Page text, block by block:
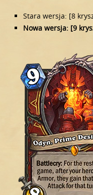
Stara wersja: [8
Nowa wersja: [9